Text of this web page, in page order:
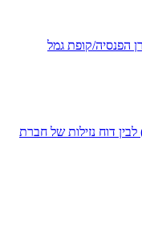
פיצויים) לבין דוח נזילות של חברת